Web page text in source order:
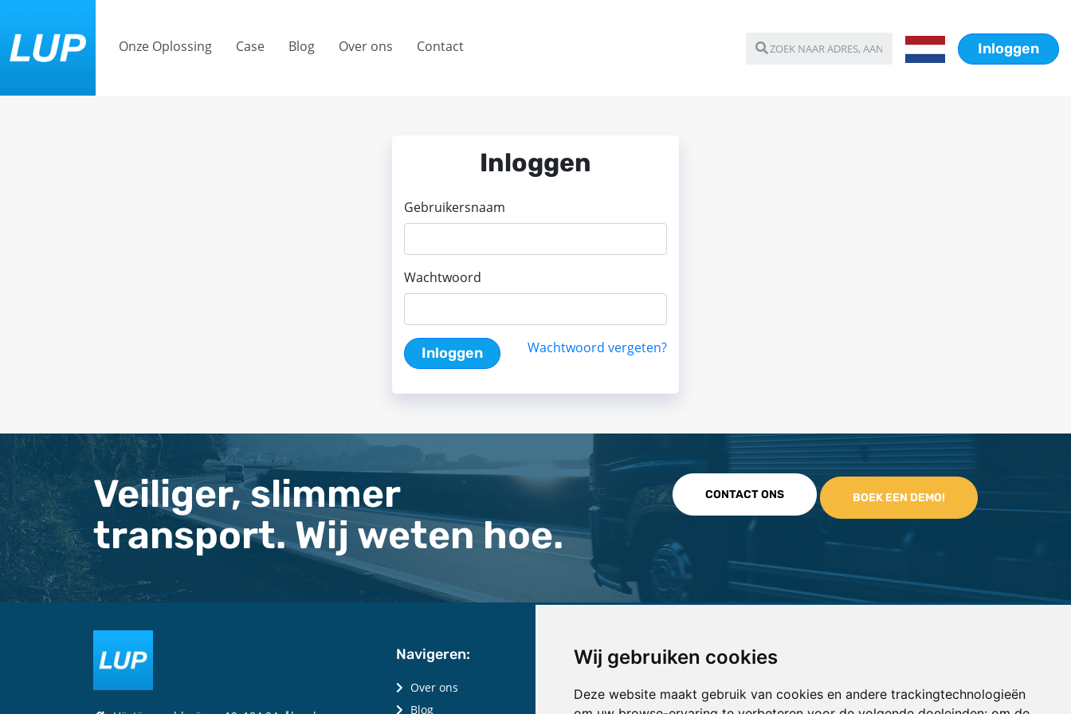
Wij gebruiken cookies
Deze website maakt gebruik van cookies en andere trackingtechnologieën
Onze Oplossing Case Blog Over ons Contact Inloggen
Inloggen
Gebruikersnaam
Wachtwoord
Inloggen Wachtwoord vergeten?
Veiliger, slimmer
transport. Wij weten hoe.
CONTACT ONS
Navigeren:
Over ons
Blog